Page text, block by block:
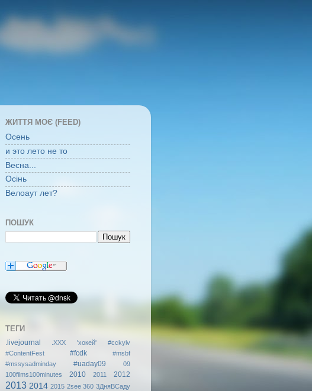
ЖИТТЯ МОЄ (FEED)
Осень
и это лето не то
Весна...
Осінь
Велоаут лет?
ПОШУК
ТЕГИ
.livejournal .XXX 'хокей'
#cckyiv
#ContentFest
#fcdk
#msbf
#mssysadminday
#uaday09
09
100films100minutes
2010 2011 2012
2013 2014 2015 2see 360 3ДняВСаду